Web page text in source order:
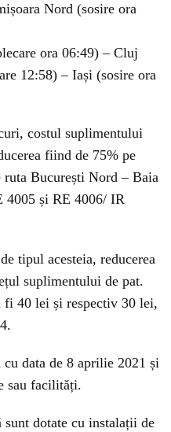
Nord (sosire ora
ora 06:49) – Cluj
12:58) – Iași (sosire ora
costul suplimentului
fiind de 75% pe
București Nord – Baia
4005 și RE 4006/ IR
tipul acesteia, reducerea
suplimentului de pat.
fi 40 lei și respectiv 30 lei,
data de 8 aprilie 2021 și
sau facilități.
sunt dotate cu instalații de